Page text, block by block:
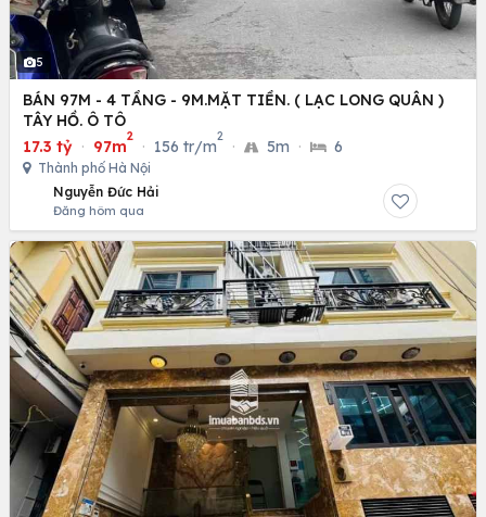
5
BÁN 97M - 4 TẦNG - 9M.MẶT TIỀN. ( LẠC LONG QUÂN )
TÂY HỒ. Ô TÔ
17.3 tỷ · 97m
2
· 156 tr/m
2
· 5m · 6
Thành phố Hà Nội
Nguyễn Đức Hải
Đăng hôm qua